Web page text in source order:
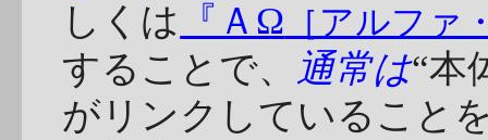
しくは
『ＡΩ ［アルファ
することで、 通常は“本
がリンクしていること